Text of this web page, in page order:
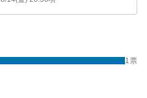
1 票